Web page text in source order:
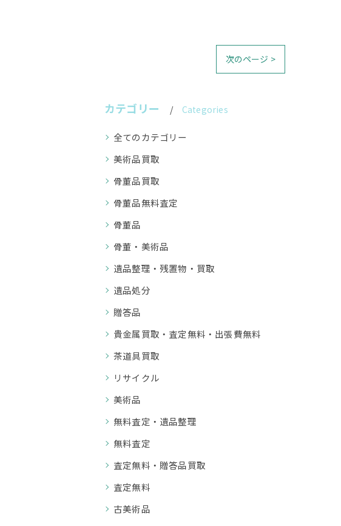
次のページ >
カテゴリー Categories
全てのカテゴリー
美術品買取
骨董品買取
骨董品無料査定
骨董品
骨董・美術品
遺品整理・残置物・買取
遺品処分
贈答品
貴金属買取・査定無料・出張費無料
茶道具買取
リサイクル
美術品
無料査定・遺品整理
無料査定
査定無料・贈答品買取
査定無料
古美術品